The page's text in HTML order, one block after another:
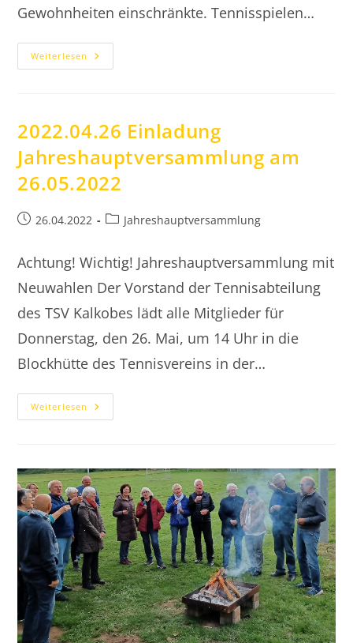
Gewohnheiten einschränkte. Tennisspielen…
Weiterlesen 2021.12.21
Brief
2022.04.26 Einladung
Jahreshauptversammlung am
26.05.2022
Beitrag26.04.2022
Beitrags-
Jahreshauptversammlung
Achtung! Wichtig! Jahreshauptversammlung mit
Neuwahlen Der Vorstand der Tennisabteilung
des TSV Kalkobes lädt alle Mitglieder für
Donnerstag, den 26. Mai, um 14 Uhr in die
Blockhütte des Tennisvereins in der…
Weiterlesen 2022.04.26
Einladung